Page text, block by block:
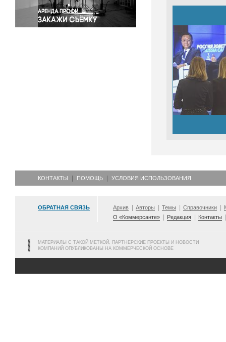
Экономика и бизнес
КОНТАКТЫ ПОМОЩЬ УСЛОВИЯ ИСПОЛЬЗОВАНИЯ
ОБРАТНАЯ СВЯЗЬ Архив Авторы Темы Справочники
О «Коммерсанте»
Редакция Контакты
МАТЕРИАЛЫ С ТАКОЙ МЕТКОЙ, ПАРТНЕРСКИЕ ПРОЕКТЫ И НОВОСТИ
КОМПАНИЙ ОПУБЛИКОВАНЫ НА КОММЕРЧЕСКОЙ ОСНОВЕ